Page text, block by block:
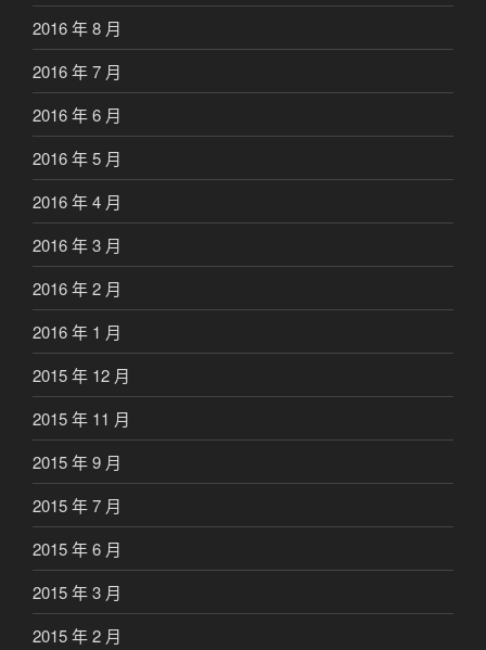
2016 年 8 月
2016 年 7 月
2016 年 6 月
2016 年 5 月
2016 年 4 月
2016 年 3 月
2016 年 2 月
2016 年 1 月
2015 年 12 月
2015 年 11 月
2015 年 9 月
2015 年 7 月
2015 年 6 月
2015 年 3 月
2015 年 2 月